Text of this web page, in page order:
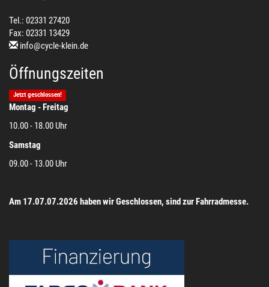
Tel.: 02331 27420
Fax: 02331 13429
info@cycle-klein.de
Öffnungszeiten
Jetzt geschlossen!
Montag - Freitag
10.00 - 18.00 Uhr
Samstag
09.00 - 13.00 Uhr
Am 17.07.07.2026 haben wir Geschlossen, sind zur Fahrradmesse.